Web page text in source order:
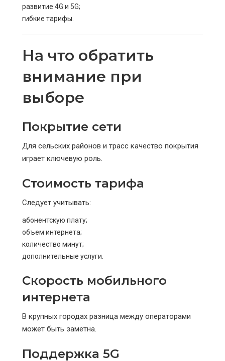
развитие 4G и 5G;
гибкие тарифы.
На что обратить
внимание при
выборе
Покрытие сети
Для сельских районов и трасс качество покрытия
играет ключевую роль.
Стоимость тарифа
Следует учитывать:
абонентскую плату;
объем интернета;
количество минут;
дополнительные услуги.
Скорость мобильного
интернета
В крупных городах разница между операторами
может быть заметна.
Поддержка 5G